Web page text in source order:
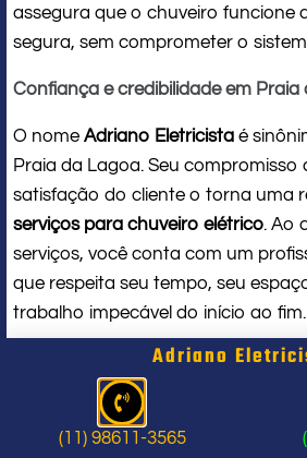
assegura que o chuveiro funcione
segura, sem comprometer o
Confiança e credibilidade em Praia
O nome Adriano Eletricista é
Praia da Lagoa. Seu compromisso
satisfação do cliente o torna uma
serviços para chuveiro elétrico. Ao
serviços, você conta com um
que respeita seu tempo, seu
trabalho impecável do início ao fim.
Problema com
indicam a hora de
profissional
Adriano
(11) 98611-3565